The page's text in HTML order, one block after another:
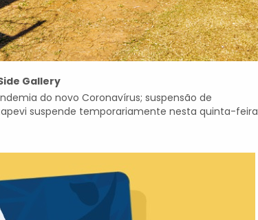
Gallery
do novo Coronavírus; suspensão de
suspende temporariamente nesta quinta-feira